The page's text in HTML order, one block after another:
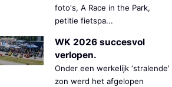
foto's, A Race in the Park,
petitie fietspa...
WK 2026 succesvol
verlopen.
Onder een werkelijk ‘stralende’
zon werd het afgelopen